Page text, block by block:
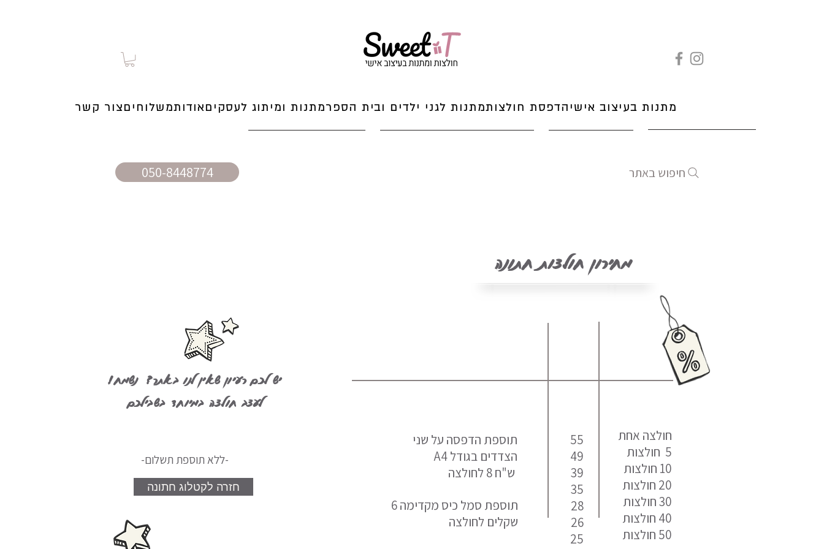
צור קשרמשלוחיםאודותמתנות ומיתוג לעסקיםמתנות לגני ילדים ובית הספרהדפסת חולצותמתנות בעיצוב אישי
חיפוש באתר 050-8448774
מחירון חולצות חתונה
!יש לכם רעיון שאין לנו באתר? נשמח
לעצב חולצה במיוחד בשבילכם
-ללא תוספת תשלום-
חזרה לקטלוג חתונה
תוספת הדפסה על שני
A4 הצדדים בגודל
תוספת סמל כיס מקדימה 6
שקלים לחולצה
55
49
39
35
28
26
25
חולצה אחת
5 חולצות
10 חולצות
20 חולצות
30 חולצות
40 חולצות
50 חולצות